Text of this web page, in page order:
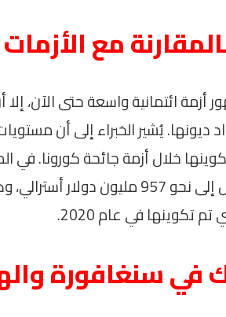
مع
ائتمانية واسعة حتى الآن،
يُشير الخبراء إلى أن
خلال أزمة جائحة كورونا. في
تكوينها في عام 2020.
في سنغافورة